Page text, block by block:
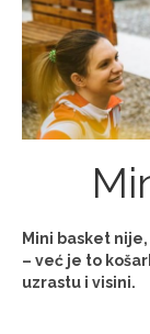
Mini basket
– već je to
uzrastu i visini.